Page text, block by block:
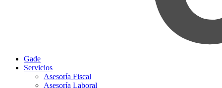
Gade
Servicios
Asesoría Fiscal
Asesoría Laboral